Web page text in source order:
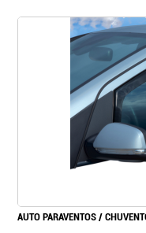
AUTO PARAVENTOS /